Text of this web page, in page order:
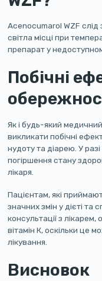
Acenocumarol WZF слід
світла місці при
препарат у
Побічні
Як і будь-який
викликати побічні
нудоту та діарею. У
погіршення стану
лікаря.
Пацієнтам, які
значних змін у дієті та
консультації з
вітамін К, оскільки це
лікування.
Висновок